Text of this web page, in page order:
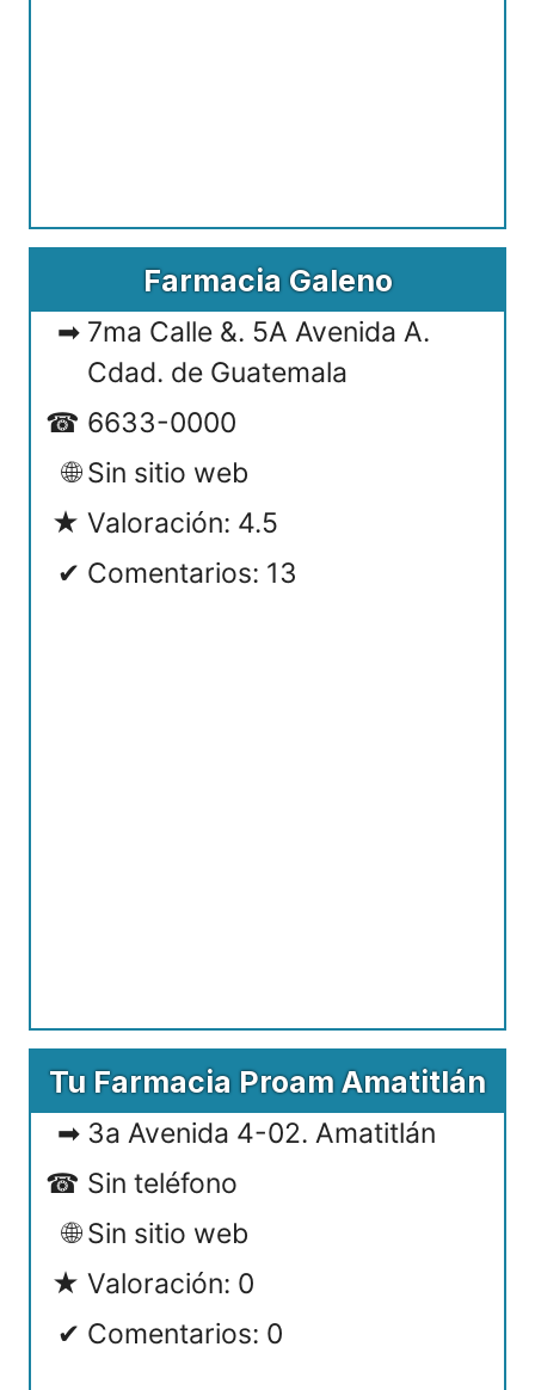
Farmacia Galeno
7ma Calle &. 5A Avenida A.
Cdad. de Guatemala
6633-0000
Sin sitio web
Valoración: 4.5
Comentarios: 13
Tu Farmacia Proam Amatitlán
3a Avenida 4-02. Amatitlán
Sin teléfono
Sin sitio web
Valoración: 0
Comentarios: 0